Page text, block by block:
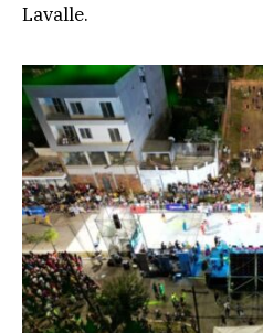
Lavalle.